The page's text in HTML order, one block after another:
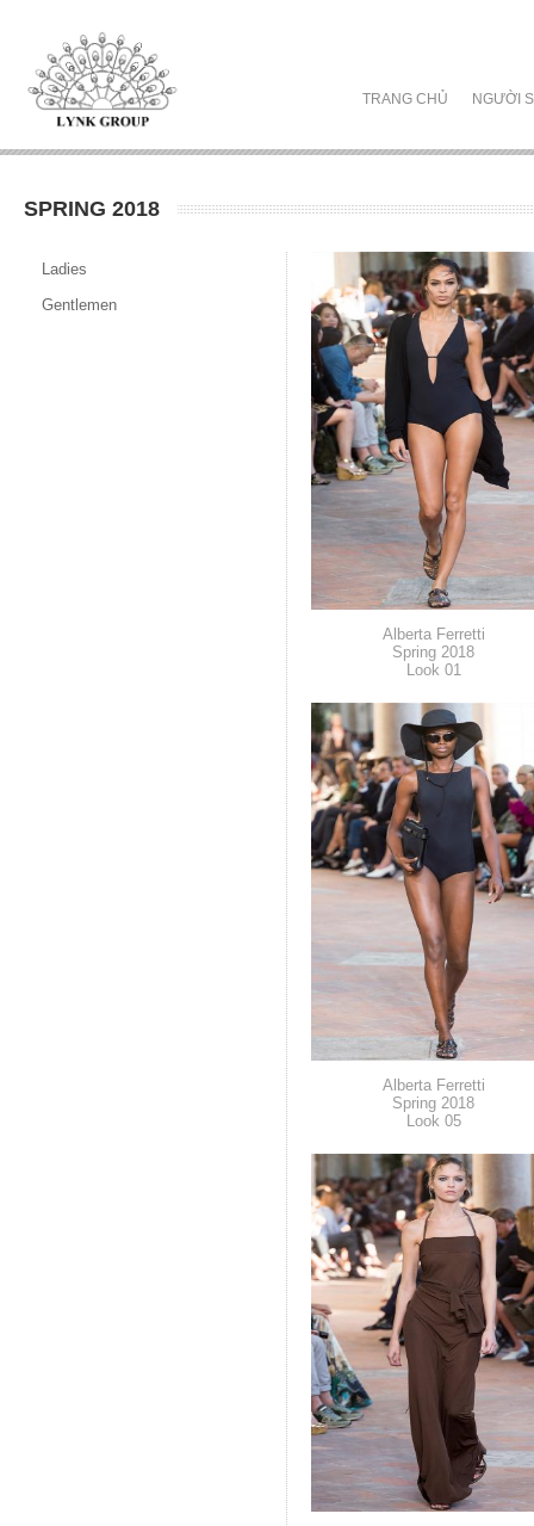
TRANG CHỦ NGƯỜI
SPRING 2018
Ladies
Gentlemen
Alberta Ferretti
Spring 2018
Look 01
Alberta Ferretti
Spring 2018
Look 05